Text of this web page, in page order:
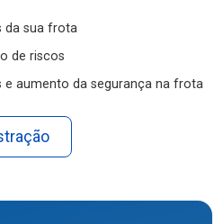
da sua frota
de riscos
e aumento da segurança na frota